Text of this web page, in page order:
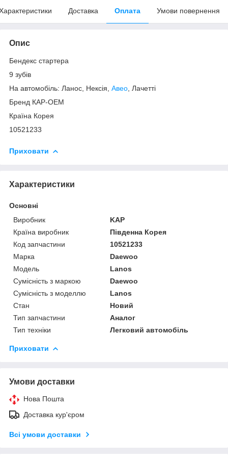
Доставка Оплата Умови повернення
Опис
Бендекс стартера
9 зубів
На автомобіль: Ланос, Нексія, Авео , Лачетті
Бренд КАР-OEM
Країна Корея
10521233
Приховати
Характеристики
Основні
Виробник
KAP
Країна виробник
Південна Корея
Код запчастини
10521233
Марка
Daewoo
Модель
Lanos
Сумісність з маркою
Daewoo
Сумісність з моделлю
Lanos
Стан
Новий
Тип запчастини
Аналог
Тип техніки
Легковий автомобіль
Приховати
Умови доставки
Нова Пошта
Доставка кур'єром
Всі умови доставки